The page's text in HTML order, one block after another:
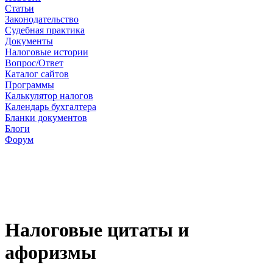
Cтатьи
Законодательство
Судебная практика
Документы
Налоговые истории
Вопрос/Ответ
Каталог сайтов
Программы
Калькулятор налогов
Календарь бухгалтера
Бланки документов
Блоги
Форум
Налоговые цитаты и
афоризмы